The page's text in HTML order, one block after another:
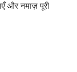
और नमाज़ पूरी